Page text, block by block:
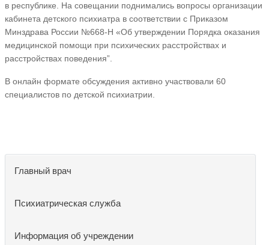
Главный врач
Психиатрическая служба
Информация об учреждении
в республике. На совещании поднимались вопросы организации
кабинета детского психиатра в соответствии с Приказом
Минздрава России №668-Н «Об утверждении Порядка оказания
медицинской помощи при психических расстройствах и
расстройствах поведения”.
В онлайн формате обсуждения активно участвовали 60
специалистов по детской психиатрии.